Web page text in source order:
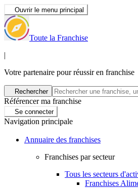
Ouvrir le menu principal
Toute la Franchise
|
Votre partenaire pour réussir en franchise
Rechercher
Référencer ma franchise
Se connecter
Navigation principale
Annuaire des franchises
Franchises par secteur
Tous les secteurs
Franchises